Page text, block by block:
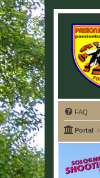
FAQ
Portal